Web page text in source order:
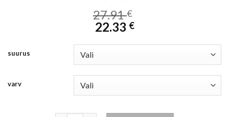
27.91€
22.33 €
suurus
varv